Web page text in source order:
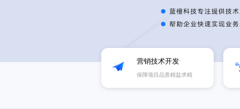
营销技术开发
保障项目品质精益求精